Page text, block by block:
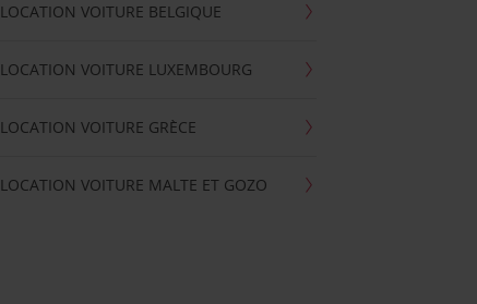
LOCATION VOITURE BELGIQUE
LOCATION VOITURE LUXEMBOURG
LOCATION VOITURE GRÈCE
LOCATION VOITURE MALTE ET GOZO